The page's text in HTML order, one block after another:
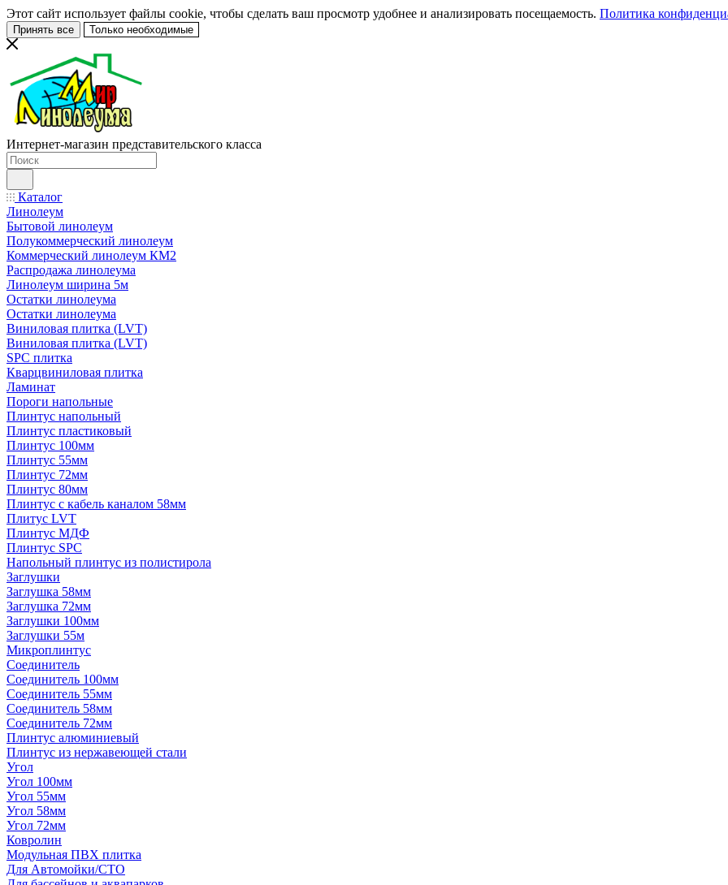
Этот сайт использует файлы cookie, чтобы сделать ваш просмотр удобнее и анализировать посещаемость. Политика
Принять все Только необходимые
Интернет-магазин представительского класса
Каталог
Линолеум
Бытовой линолеум
Полукоммерческий линолеум
Коммерческий линолеум КМ2
Распродажа линолеума
Линолеум ширина 5м
Остатки линолеума
Остатки линолеума
Виниловая плитка (LVT)
Виниловая плитка (LVT)
SPC плитка
Кварцвиниловая плитка
Ламинат
Пороги напольные
Плинтус напольный
Плинтус пластиковый
Плинтус 100мм
Плинтус 55мм
Плинтус 72мм
Плинтус 80мм
Плинтус с кабель каналом 58мм
Плитус LVT
Плинтус МДФ
Плинтус SPC
Напольный плинтус из полистирола
Заглушки
Заглушка 58мм
Заглушка 72мм
Заглушки 100мм
Заглушки 55м
Микроплинтус
Соединитель
Соединитель 100мм
Соединитель 55мм
Соединитель 58мм
Соединитель 72мм
Плинтус алюминиевый
Плинтус из нержавеющей стали
Угол
Угол 100мм
Угол 55мм
Угол 58мм
Угол 72мм
Ковролин
Модульная ПВХ плитка
Для Автомойки/СТО